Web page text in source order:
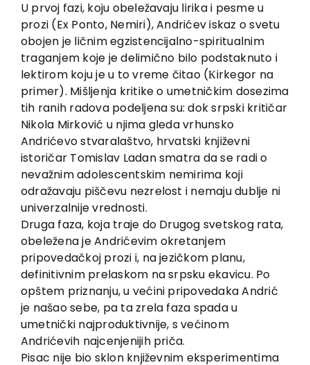
U prvoj fazi, koju obeležavaju lirika i pesme u
prozi (Ex Ponto, Nemiri), Andrićev iskaz o svetu
obojen je ličnim egzistencijalno-spiritualnim
traganjem koje je delimično bilo podstaknuto i
lektirom koju je u to vreme čitao (Кirkegor na
primer). Mišljenja kritike o umetničkim dosezima
tih ranih radova podeljena su: dok srpski kritičar
Nikola Mirković u njima gleda vrhunsko
Andrićevo stvaralaštvo, hrvatski književni
istoričar Tomislav Ladan smatra da se radi o
nevažnim adolescentskim nemirima koji
odražavaju piščevu nezrelost i nemaju dublje ni
univerzalnije vrednosti.
Druga faza, koja traje do Drugog svetskog rata,
obeležena je Andrićevim okretanjem
pripovedačkoj prozi i, na jezičkom planu,
definitivnim prelaskom na srpsku ekavicu. Po
opštem priznanju, u većini pripovedaka Andrić
je našao sebe, pa ta zrela faza spada u
umetnički najproduktivnije, s većinom
Andrićevih najcenjenijih priča.
Pisac nije bio sklon književnim eksperimentima